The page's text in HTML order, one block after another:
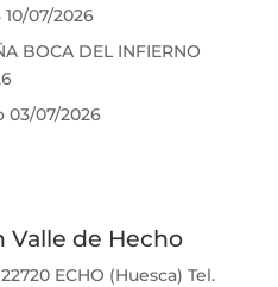
10/07/2026
BOCA DEL INFIERNO
03/07/2026
Valle de Hecho
ECHO (Huesca) Tel.